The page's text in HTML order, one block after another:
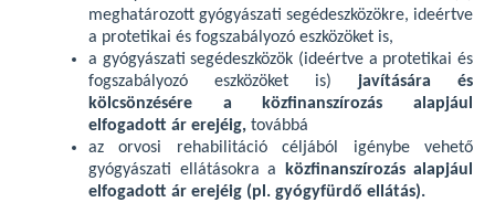
meghatározott gyógyászati segédeszközökre, ideértve
a protetikai és fogszabályozó eszközöket is,
a gyógyászati segédeszközök (ideértve a protetikai és
fogszabályozó eszközöket is) javítására és
kölcsönzésére a közfinanszírozás alapjául
elfogadott ár erejéig, továbbá
az orvosi rehabilitáció céljából igénybe vehető
gyógyászati ellátásokra a
közfinanszírozás alapjául
elfogadott ár erejéig (pl. gyógyfürdő ellátás).